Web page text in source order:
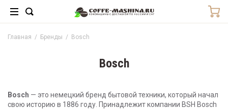
Главная / Бренды / Bosch
Bosch
Bosch — это немецкий бренд бытовой техники, который начал
свою историю в 1886 году. Принадлежит компании BSH Bosch